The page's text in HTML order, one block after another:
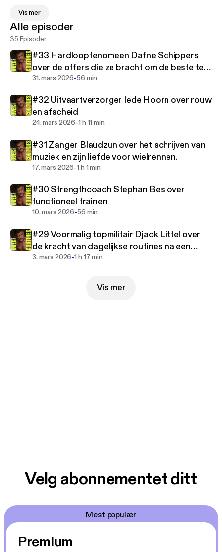
of angsten te lijf gaan, tips voor productiviteit en
planning, Inzichten over relaties, trainen, eten,
ondernemen…. Welke systemen hebben ze voor
zichzelf gebouwd om te kunnen doen wat ze doen?
Productie: MIDDLE CHILD MEDIA. Hosted on
Acast. See acast.com/privacy for more information.
Vis mer
Alle episoder
35 Episoder
#33 Hardloopfenomeen Dafne Schippers
over de offers die ze bracht om de beste ter
wereld te worden
31. mars 2026-56 min
#32 Uitvaartverzorger Iede Hoorn over rouw
en afscheid
24. mars 2026-1 h 11 min
#31 Zanger Blaudzun over het schrijven van
muziek en zijn liefde voor wielrennen.
17. mars 2026-1 h 1 min
#30 Strengthcoach Stephan Bes over
functioneel trainen
10. mars 2026-56 min
#29 Voormalig topmilitair Djack Littel over
de kracht van dagelijkse routines na een
ernstig ongeluk
3. mars 2026-1 h 17 min
Vis mer
Velg abonnementet ditt
Mest populær
Premium